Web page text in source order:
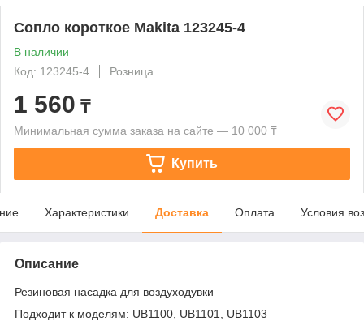
Сопло короткое Makita 123245-4
В наличии
Код: 123245-4
Розница
1 560 ₸
Минимальная сумма заказа на сайте — 10 000 ₸
Купить
Характеристики Доставка Оплата Условия
Описание
Резиновая насадка для воздуходувки
Подходит к моделям: UB1100, UB1101, UB1103